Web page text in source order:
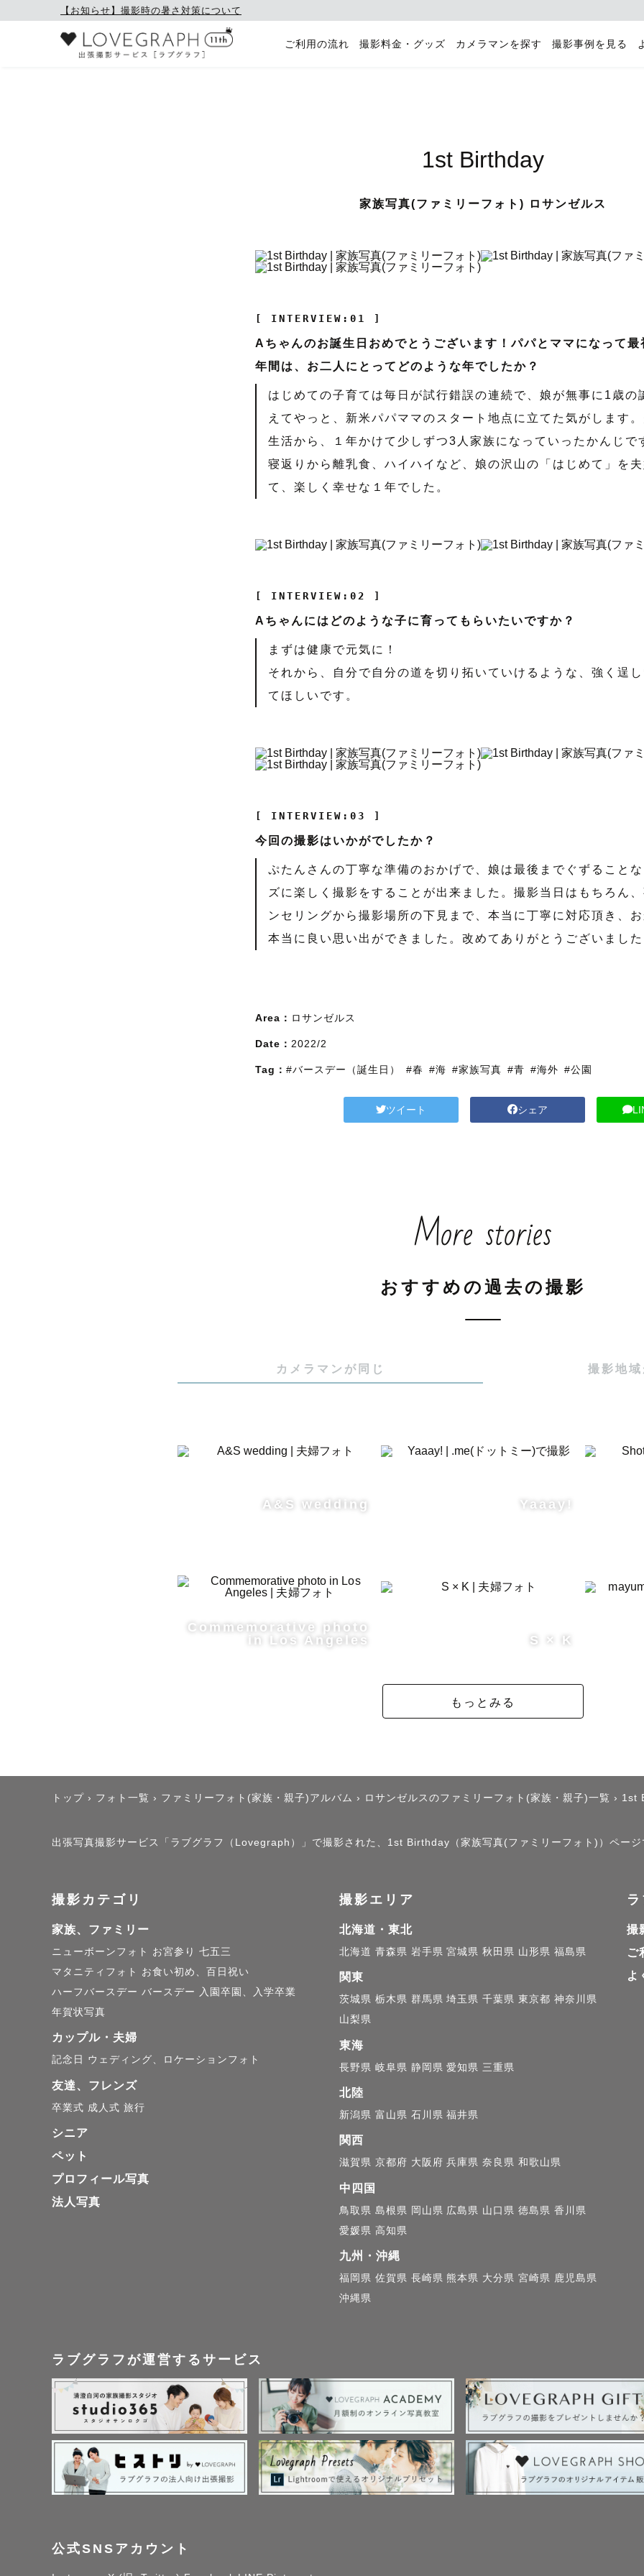
【お知らせ】撮影時の暑さ対策について
ご利用の流れ 撮影料金・グッズ カメラマンを探す 撮影事例を見る
1st Birthday
家族写真(ファミリーフォト) ロサンゼルス
[ INTERVIEW:01 ]
Aちゃんのお誕生日おめでとうございます！パパとママになって最
年間は、お二人にとってどのような年でしたか？
はじめての子育ては毎日が試行錯誤の連続で、娘が無事に1歳の
えてやっと、新米パパママのスタート地点に立てた気がします
生活から、１年かけて少しずつ3人家族になっていったかんじで
寝返りから離乳食、ハイハイなど、娘の沢山の「はじめて」を
て、楽しく幸せな１年でした。
[ INTERVIEW:02 ]
Aちゃんにはどのような子に育ってもらいたいですか？
まずは健康で元気に！
それから、自分で自分の道を切り拓いていけるような、強く逞
てほしいです。
[ INTERVIEW:03 ]
今回の撮影はいかがでしたか？
ぷたんさんの丁寧な準備のおかげで、娘は最後までぐずること
ズに楽しく撮影をすることが出来ました。撮影当日はもちろん
ンセリングから撮影場所の下見まで、本当に丁寧に対応頂き、
本当に良い思い出ができました。改めてありがとうございました
Area： ロサンゼルス
Date： 2022/2
Tag： #バースデー（誕生日） #春 #海 #家族写真 #青 #海外 #公園
ツイート シェア
More stories
おすすめの過去の撮影
カメラマンが同じ 撮影地域
A&S wedding Yaaay!
Commemorative photo
in Los Angeles
S × K
もっとみる
トップ › フォト一覧 › ファミリーフォト(家族・親子)アルバム › ロサンゼルスのファミリーフォト(家族・親子)一覧 › 1st
出張写真撮影サービス「ラブグラフ（Lovegraph）」で撮影された、1st Birthday（家族写真(ファミリーフォト)）ページ
撮影カテゴリ
家族、ファミリー
ニューボーンフォト お宮参り 七五三
マタニティフォト
お食い初め、百日祝い
ハーフバースデー バースデー
入園卒園、入学卒業
年賀状写真
カップル・夫婦
記念日 ウェディング、ロケーションフォト
友達、フレンズ
卒業式 成人式 旅行
シニア
ペット
プロフィール写真
法人写真
撮影エリア
北海道・東北
北海道 青森県 岩手県 宮城県 秋田県 山形県 福島県
関東
茨城県 栃木県 群馬県 埼玉県 千葉県 東京都 神奈川県
山梨県
東海
長野県 岐阜県 静岡県 愛知県 三重県
北陸
新潟県 富山県 石川県 福井県
関西
滋賀県 京都府 大阪府 兵庫県 奈良県 和歌山県
中四国
鳥取県 島根県 岡山県 広島県 山口県 徳島県 香川県
愛媛県 高知県
九州・沖縄
福岡県 佐賀県 長崎県 熊本県 大分県 宮崎県 鹿児島県
沖縄県
撮
ご
よ
ラブグラフが運営するサービス
公式SNSアカウント